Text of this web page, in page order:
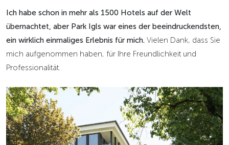
Ich habe schon in mehr als 1500 Hotels auf der Welt
übernachtet, aber Park Igls war eines der beeindruckendsten,
ein wirklich einmaliges Erlebnis für mich. Vielen Dank, dass Sie
mich aufgenommen haben, für Ihre Freundlichkeit und
Professionalität.